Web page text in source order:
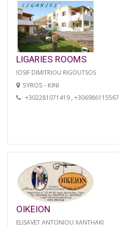
LIGARIES ROOMS
IOSIF DIMITRIOU RIGOUTSOS
SYROS - KINI
+302281071419 , +306986115567
OIKEION
ELISAVET ANTONIOU XANTHAKI